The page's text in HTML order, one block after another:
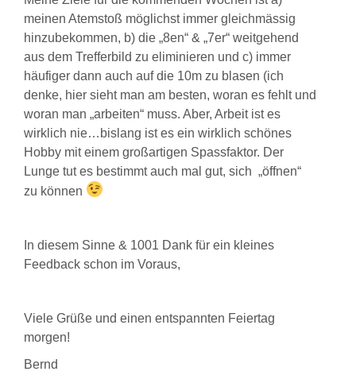
meinen Atemstoß möglichst immer gleichmässig
hinzubekommen, b) die „8en“ & „7er“ weitgehend
aus dem Trefferbild zu eliminieren und c) immer
häufiger dann auch auf die 10m zu blasen (ich
denke, hier sieht man am besten, woran es fehlt und
woran man „arbeiten“ muss. Aber, Arbeit ist es
wirklich nie…bislang ist es ein wirklich schönes
Hobby mit einem großartigen Spassfaktor. Der
Lunge tut es bestimmt auch mal gut, sich „öffnen“
zu können
In diesem Sinne & 1001 Dank für ein kleines
Feedback schon im Voraus,
Viele Grüße und einen entspannten Feiertag
morgen!
Bernd